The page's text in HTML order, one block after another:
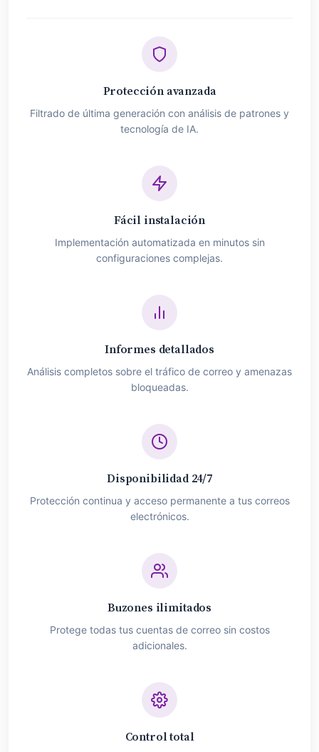
Protección avanzada
Filtrado de última generación con análisis de patrones y
tecnología de IA.
Fácil instalación
Implementación automatizada en minutos sin
configuraciones complejas.
Informes detallados
Análisis completos sobre el tráfico de correo y amenazas
bloqueadas.
Disponibilidad 24/7
Protección continua y acceso permanente a tus correos
electrónicos.
Buzones ilimitados
Protege todas tus cuentas de correo sin costos
adicionales.
Control total